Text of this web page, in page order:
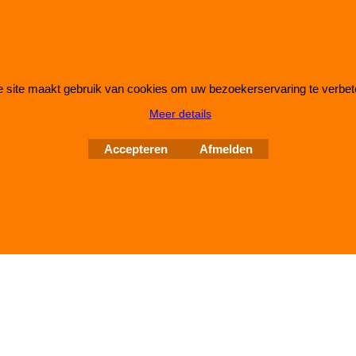
software.
site maakt gebruik van cookies om uw bezoekerservaring te
Meer details
Accepteren Afmelden